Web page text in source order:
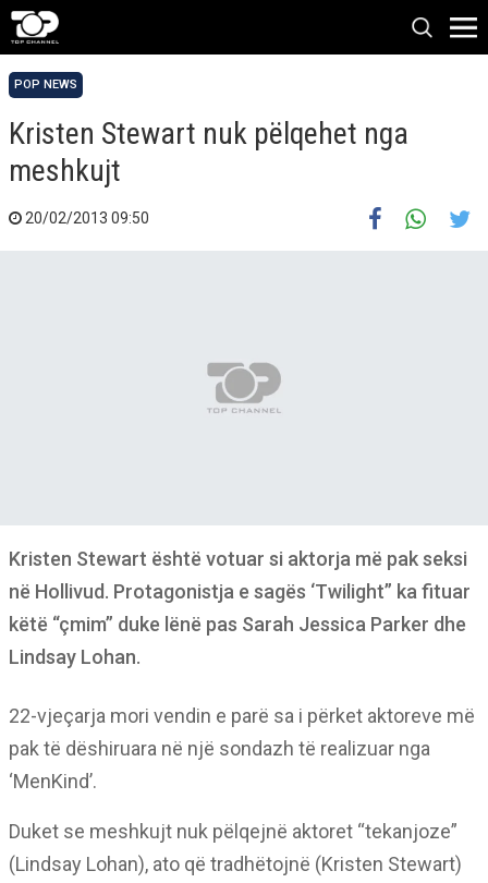
POP NEWS
Kristen Stewart nuk pëlqehet nga
meshkujt
20/02/2013 09:50
Kristen Stewart është votuar si aktorja më pak seksi
në Hollivud. Protagonistja e sagës ‘Twilight” ka fituar
këtë “çmim” duke lënë pas Sarah Jessica Parker dhe
Lindsay Lohan.
22-vjeçarja mori vendin e parë sa i përket aktoreve më
pak të dëshiruara në një sondazh të realizuar nga
‘MenKind’.
Duket se meshkujt nuk pëlqejnë aktoret “tekanjoze”
(Lindsay Lohan), ato që tradhëtojnë (Kristen Stewart)